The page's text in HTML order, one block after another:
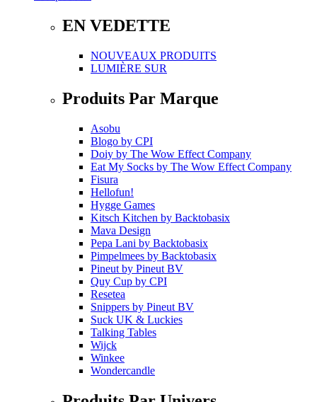
EN VEDETTE
NOUVEAUX PRODUITS
LUMIÈRE SUR
Produits Par Marque
Asobu
Blogo by CPI
Doiy by The Wow Effect Company
Eat My Socks by The Wow Effect Company
Fisura
Hellofun!
Hygge Games
Kitsch Kitchen by Backtobasix
Mava Design
Pepa Lani by Backtobasix
Pimpelmees by Backtobasix
Pineut by Pineut BV
Quy Cup by CPI
Resetea
Snippers by Pineut BV
Suck UK & Luckies
Talking Tables
Wijck
Winkee
Wondercandle